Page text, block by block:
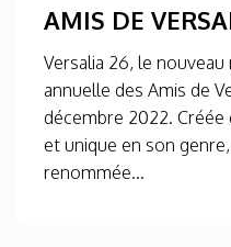
AMIS DE
Versalia 26, le
annuelle des Amis de
décembre 2022. Créée
et unique en son
renommée...